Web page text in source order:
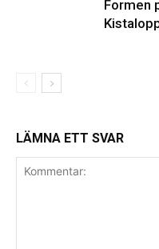
Formen
LÄMNA ETT SVAR